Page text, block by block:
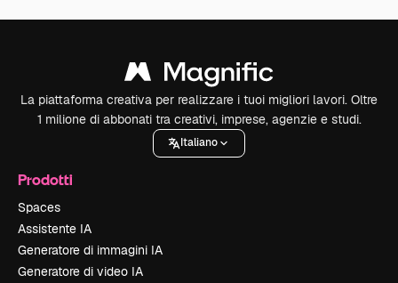
La piattaforma creativa per realizzare i tuoi migliori lavori. Oltre
1 milione di abbonati tra creativi, imprese, agenzie e studi.
Italiano
Prodotti
Spaces
Assistente IA
Generatore di immagini IA
Generatore di video IA